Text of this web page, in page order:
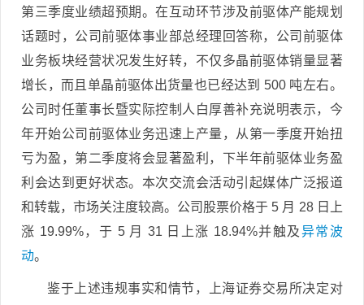
第三季度业绩超预期。在互动环节涉及前驱体产能规划
话题时，公司前驱体事业部总经理回答称，公司前驱体
业务板块经营状况发生好转，不仅多晶前驱体销量显著
增长，而且单晶前驱体出货量也已经达到 500 吨左右。
公司时任董事长暨实际控制人白厚善补充说明表示，今
年开始公司前驱体业务迅速上产量，从第一季度开始扭
亏为盈，第二季度将会显著盈利，下半年前驱体业务盈
利会达到更好状态。本次交流会活动引起媒体广泛报道
和转载，市场关注度较高。公司股票价格于 5 月 28 日上
涨 19.99%，于 5 月 31 日上涨 18.94%并触及异常波
动。
鉴于上述违规事实和情节，上海证券交易所决定对